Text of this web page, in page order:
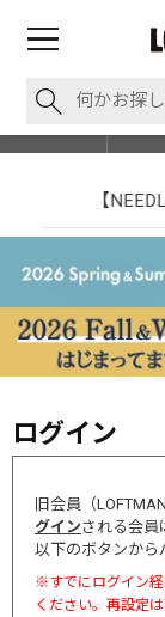
【
ログイン
旧会員（
グインされる会員
以下のボタンから
※すでにログイン経
ください。再設定は